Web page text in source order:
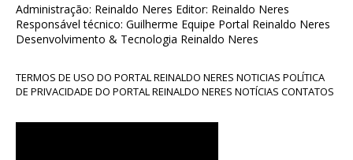
Administração: Reinaldo Neres Editor: Reinaldo Neres
Responsável técnico: Guilherme Equipe Portal Reinaldo Neres
Desenvolvimento & Tecnologia Reinaldo Neres
TERMOS DE USO DO PORTAL REINALDO NERES NOTICIAS POLÍTICA
DE PRIVACIDADE DO PORTAL REINALDO NERES NOTÍCIAS CONTATOS